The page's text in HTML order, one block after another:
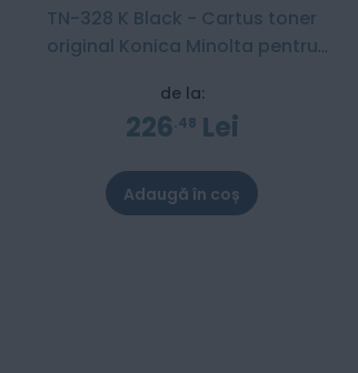
TN-328 K Black - Cartus toner
original Konica Minolta pentru
/ C301i / C361i
de la:
226 48 Lei
Adaugă în coș